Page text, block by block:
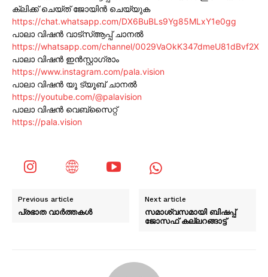
ക്ലിക്ക് ചെയ്ത് ജോയിൻ ചെയ്യുക
https://chat.whatsapp.com/DX6BuBLs9Yg85MLxY1e0gg
പാലാ വിഷൻ വാട്സ്ആപ്പ് ചാനൽ
https://whatsapp.com/channel/0029VaOkK347dmeU81dBvf2X
പാലാ വിഷൻ ഇൻസ്റ്റാഗ്രാം
https://www.instagram.com/pala.vision
പാലാ വിഷൻ യൂ ട്യൂബ് ചാനൽ
https://youtube.com/@palavision
പാലാ വിഷൻ വെബ്സൈറ്റ്
https://pala.vision
Previous article
പ്രഭാത വാർത്തകൾ
Next article
സമാശ്വസമായി ബിഷപ്പ്
ജോസഫ് കല്ലറങ്ങാട്ട്